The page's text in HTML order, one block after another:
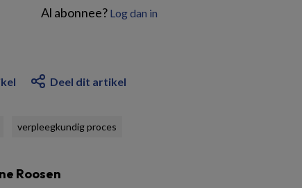
Al abonnee? Log dan in
Deel dit artikel
verpleegkundig proces
Roosen